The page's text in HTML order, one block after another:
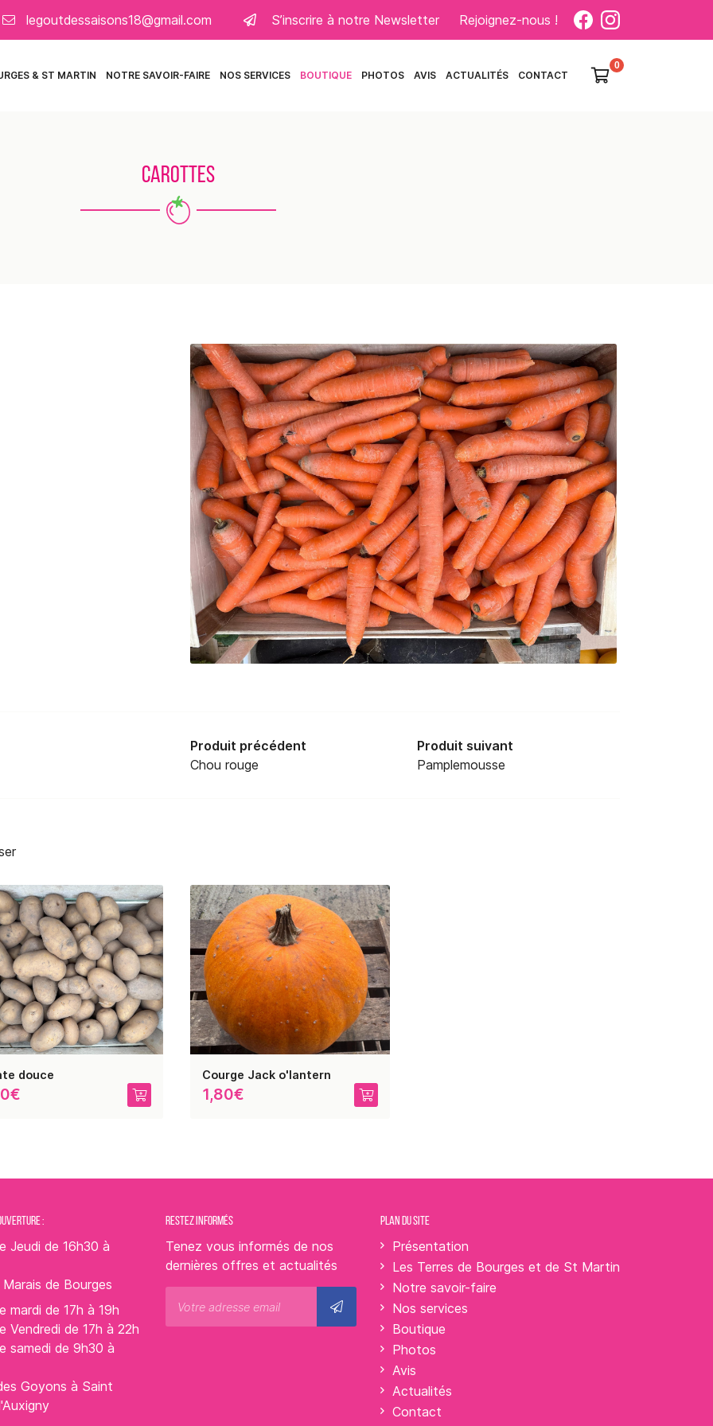
S’inscrire à notre Newsletter Rejoignez-nous !
& ST MARTIN NOTRE SAVOIR-FAIRE NOS SERVICES BOUTIQUE PHOTOS AVIS ACTUALITÉS CONTACT 
0 €
VALIDER VOTRE PANIER
CAROTTES
Produit précédent
Chou rouge
Produit suivant
Pamplemousse
douce Courge Jack o'lantern
1,80€
:
Jeudi de 16h30 à
de Bourges
mardi de 17h à 19h
Vendredi de 17h à 22h
samedi de 9h30 à
Goyons à Saint
RESTEZ INFORMÉS
Tenez vous informés de nos
dernières offres et actualités
PLAN DU SITE
Présentation
Les Terres de Bourges et de St Martin
Notre savoir-faire
Nos services
Boutique
Photos
Avis
Actualités
Contact